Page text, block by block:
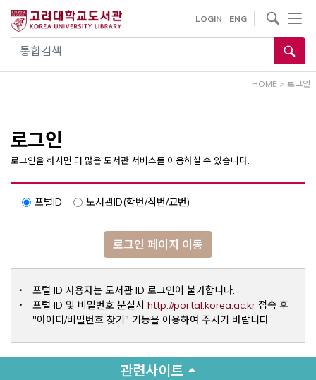
건
통합검색
LOGIN ENG
사이트내 검색
HOME > 로그인
로그인
로그인을 하시면 더 많은 도서관 서비스를 이용하실 수 있습니다.
포털ID 도서관ID(학번/직번/교번)
로그인 페이지 이동
포털 ID 사용자는 도서관 ID 로그인이 불가합니다.
포털 ID 및 비밀번호 분실시 http://portal.korea.ac.krOpens a
접속 후
"아이디/비밀번호 찾기" 기능을 이용하여 주시기 바랍니다.
관련사이트